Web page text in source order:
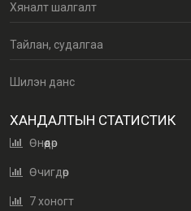
Хяналт шалгалт
Тайлан, судалгаа
Шилэн данс
ХАНДАЛТЫН СТАТИСТИК
Өнөөдөр
Өчигдөр
7 хоногт